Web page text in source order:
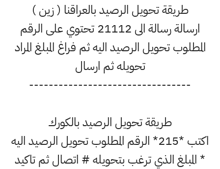
طريقة تحويل الرصيد بالعراقنا ( زين )
ارسالة رسالة الى 21112 تحتوي على الرقم
المطلوب تحويل الرصيد اليه ثم فراغ المبلغ المراد
تحويله ثم ارسال
---------------------------------
طريقة تحويل الرصيد بالكورك
اكتب *215* الرقم المطلوب تحويل الرصيد اليه
* المبلغ الذي ترغب بتحويله # اتصال ثم تاكيد